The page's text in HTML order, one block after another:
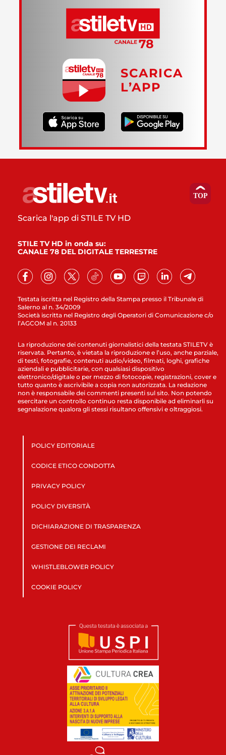
SCARICA
L’APP
Testata iscritta nel Registro della Stampa presso il Tribunale di
Salerno al n. 34/2009
Società iscritta nel Registro degli Operatori di Comunicazione c/o
l’AGCOM al n. 20133
Scarica l'app di STILE TV HD
STILE TV HD in onda su:
CANALE 78 DEL DIGITALE TERRESTRE
La riproduzione dei contenuti giornalistici della testata STILETV è
riservata. Pertanto, è vietata la riproduzione e l’uso, anche parziale,
di testi, fotografie, contenuti audio/video, filmati, loghi, grafiche
aziendali e pubblicitarie, con qualsiasi dispositivo
elettronico/digitale o per mezzo di fotocopie, registrazioni, cover e
tutto quanto è ascrivibile a copia non autorizzata. La redazione
non è responsabile dei commenti presenti sul sito. Non potendo
esercitare un controllo continuo resta disponibile ad eliminarli su
segnalazione qualora gli stessi risultano offensivi e oltraggiosi.
POLICY EDITORIALE
CODICE ETICO CONDOTTA
PRIVACY POLICY
POLICY DIVERSITÀ
DICHIARAZIONE DI TRASPARENZA
GESTIONE DEI RECLAMI
WHISTLEBLOWER POLICY
COOKIE POLICY